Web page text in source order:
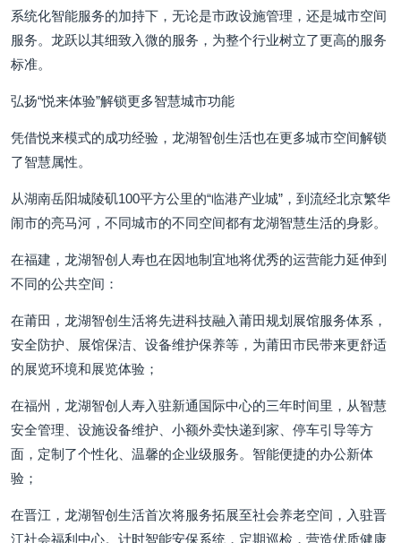
系统化智能服务的加持下，无论是市政设施管理，还是城市空间
服务。龙跃以其细致入微的服务，为整个行业树立了更高的服务
标准。
弘扬“悦来体验”解锁更多智慧城市功能
凭借悦来模式的成功经验，龙湖智创生活也在更多城市空间解锁
了智慧属性。
从湖南岳阳城陵矶100平方公里的“临港产业城”，到流经北京繁华
闹市的亮马河，不同城市的不同空间都有龙湖智慧生活的身影。
在福建，龙湖智创人寿也在因地制宜地将优秀的运营能力延伸到
不同的公共空间：
在莆田，龙湖智创生活将先进科技融入莆田规划展馆服务体系，
安全防护、展馆保洁、设备维护保养等，为莆田市民带来更舒适
的展览环境和展览体验；
在福州，龙湖智创人寿入驻新通国际中心的三年时间里，从智慧
安全管理、设施设备维护、小额外卖快递到家、停车引导等方
面，定制了个性化、温馨的企业级服务。智能便捷的办公新体
验；
在晋江，龙湖智创生活首次将服务拓展至社会养老空间，入驻晋
江社会福利中心。计时智能安保系统，定期巡检，营造优质健康